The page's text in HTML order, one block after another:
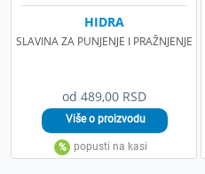
od 489,00 RSD
HIDRA
SLAVINA ZA PUNJENJE I PRAŽNJENJE